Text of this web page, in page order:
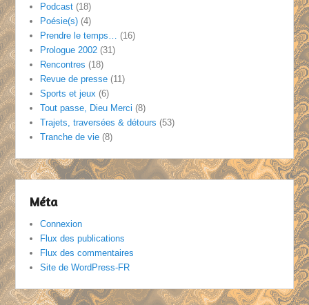
Podcast (18)
Poésie(s) (4)
Prendre le temps…
(16)
Prologue 2002 (31)
Rencontres (18)
Revue de presse (11)
Sports et jeux (6)
Tout passe, Dieu Merci (8)
Trajets, traversées & détours (53)
Tranche de vie (8)
Méta
Connexion
Flux des publications
Flux des commentaires
Site de WordPress-FR